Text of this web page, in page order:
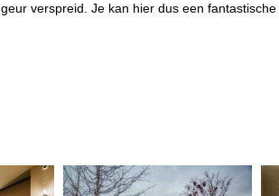
verspreid. Je kan hier dus een